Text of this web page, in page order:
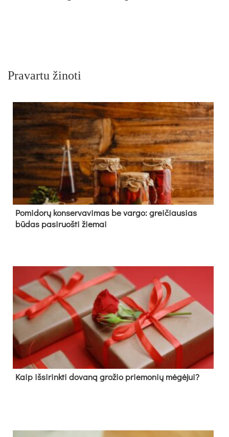
Pravartu žinoti
Pomidorų konservavimas be vargo: greičiausias
būdas pasiruošti žiemai
Kaip išsirinkti dovaną grožio priemonių mėgėjui?